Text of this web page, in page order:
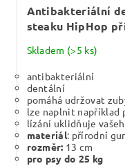
Antibakteriální
steaku HipHop
Skladem (>5 ks)
antibakteriální
dentální
pomáhá udržovat
lze naplnit například
lízání uklidňuje
materiál: přírodní
rozměr: 13 cm
pro psy do 25 kg